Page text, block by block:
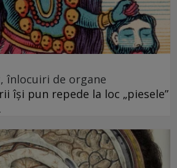
înlocuiri de organe
își pun repede la loc „piesele”